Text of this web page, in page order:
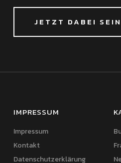
JETZT DABEI
IMPRESSUM
Impressum
Kontakt
Datenschutzerklärung